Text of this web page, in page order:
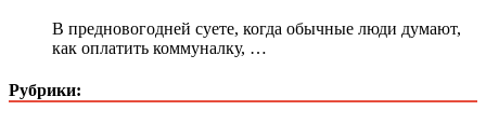
В предновогодней суете, когда обычные люди думают,
как оплатить коммуналку, …
Рубрики: